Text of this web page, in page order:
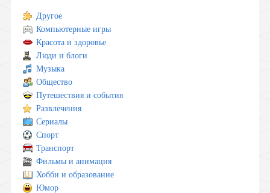
Другое
Компьютерные игры
Красота и здоровье
Люди и блоги
Музыка
Общество
Путешествия и события
Развлечения
Сериалы
Спорт
Транспорт
Фильмы и анимация
Хобби и образование
Юмор